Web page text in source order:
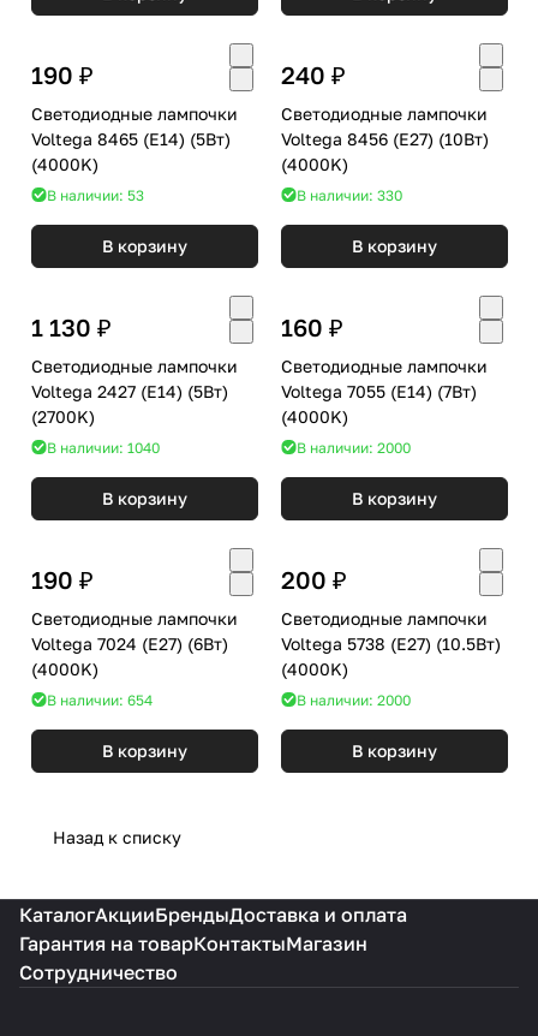
190 ₽
Светодиодные лампочки
Voltega 8465 (E14) (5Вт)
(4000K)
В наличии: 53
В корзину
240 ₽
Светодиодные лампочки
Voltega 8456 (E27) (10Вт)
(4000K)
В наличии: 330
В корзину
1 130 ₽
Светодиодные лампочки
Voltega 2427 (E14) (5Вт)
(2700K)
В наличии: 1040
В корзину
160 ₽
Светодиодные лампочки
Voltega 7055 (E14) (7Вт)
(4000K)
В наличии: 2000
В корзину
190 ₽
Светодиодные лампочки
Voltega 7024 (E27) (6Вт)
(4000K)
В наличии: 654
В корзину
200 ₽
Светодиодные лампочки
Voltega 5738 (E27) (10.5Вт)
(4000K)
В наличии: 2000
В корзину
Назад к списку
КаталогАкцииБрендыДоставка и оплата
Гарантия на товарКонтактыМагазин
Сотрудничество